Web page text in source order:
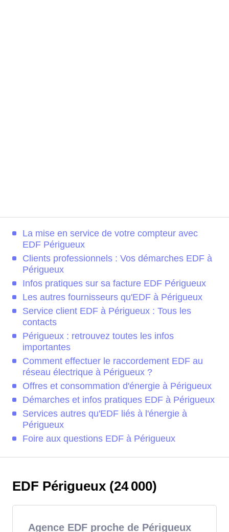
La mise en service de votre compteur avec
EDF Périgueux
Clients professionnels : Vos démarches EDF à
Périgueux
Infos pratiques sur sa facture EDF Périgueux
Les autres fournisseurs qu'EDF à Périgueux
Service client EDF à Périgueux : Tous les
contacts
Périgueux : retrouvez toutes les infos
importantes
Comment effectuer le raccordement EDF au
réseau électrique à Périgueux ?
Offres et consommation d'énergie à Périgueux
Démarches et infos pratiques EDF à Périgueux
Services autres qu'EDF liés à l'énergie à
Périgueux
Foire aux questions EDF à Périgueux
EDF Périgueux (24 000)
Agence EDF proche de Périgueux